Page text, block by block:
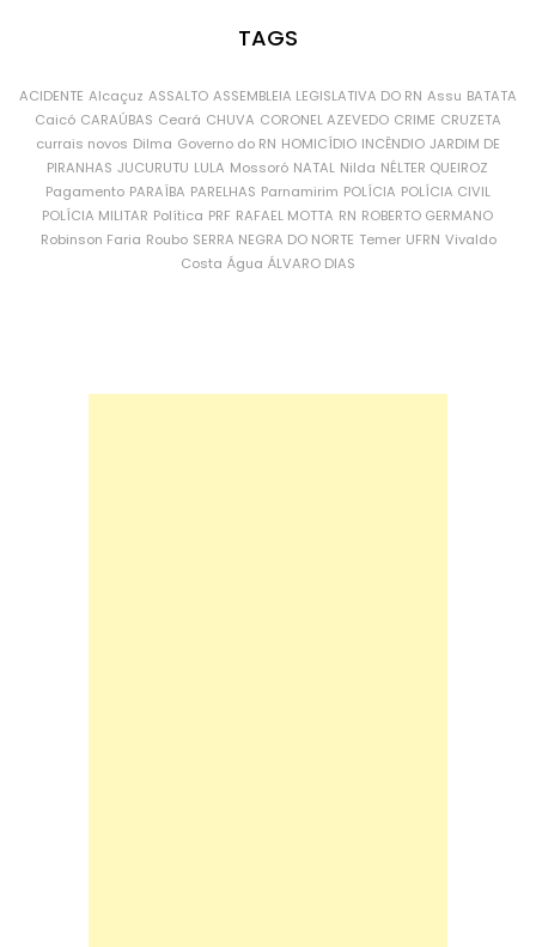
TAGS
ACIDENTE Alcaçuz ASSALTO ASSEMBLEIA LEGISLATIVA DO RN Assu BATATA
Caicó CARAÚBAS Ceará CHUVA CORONEL AZEVEDO CRIME CRUZETA
currais novos Dilma Governo do RN HOMICÍDIO INCÊNDIO JARDIM DE
PIRANHAS JUCURUTU LULA Mossoró NATAL Nilda NÉLTER QUEIROZ
Pagamento PARAÍBA PARELHAS Parnamirim POLÍCIA POLÍCIA CIVIL
POLÍCIA MILITAR Política PRF RAFAEL MOTTA RN ROBERTO GERMANO
Robinson Faria Roubo SERRA NEGRA DO NORTE Temer UFRN Vivaldo
Costa Água ÁLVARO DIAS